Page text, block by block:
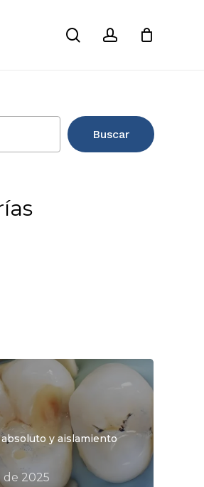
searchaccount
Buscar
y aislamiento
de 2025